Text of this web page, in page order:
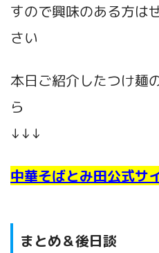
すので興味のある方は
さい
本日ご紹介したつけ麺
ら
↓↓↓
中華そばとみ田公式サ
まとめ＆後日談